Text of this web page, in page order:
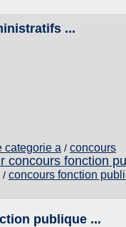
...
categorie a / concours
concours fonction
/ concours fonction
publique ...